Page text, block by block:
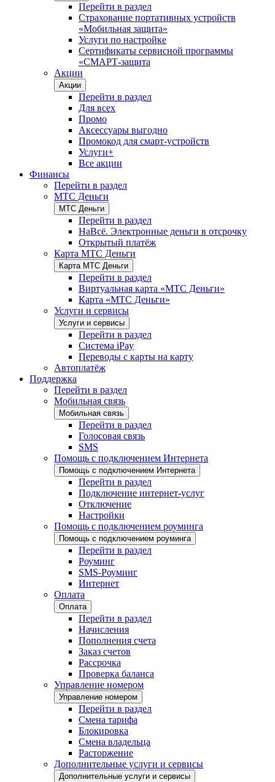
Перейти в раздел
Страхование портативных устройств
«Мобильная защита»
Услуги по настройке
Сертификаты сервисной программы
«СМАРТ-защита
Акции
Акции
Перейти в раздел
Для всех
Промо
Аксессуары выгодно
Промокод для смарт-устройств
Услуги+
Все акции
Финансы
Перейти в раздел
МТС Деньги
МТС Деньги
Перейти в раздел
НаВсё. Электронные деньги в отсрочку
Открытый платёж
Карта МТС Деньги
Карта МТС Деньги
Перейти в раздел
Виртуальная карта «МТС Деньги»
Карта «МТС Деньги»
Услуги и сервисы
Услуги и сервисы
Перейти в раздел
Система iPay
Переводы с карты на карту
Автоплатёж
Поддержка
Перейти в раздел
Мобильная связь
Мобильная связь
Перейти в раздел
Голосовая связь
SMS
Помощь с подключением Интернета
Помощь с подключением Интернета
Перейти в раздел
Подключение интернет-услуг
Отключение
Настройки
Помощь с подключением роуминга
Помощь с подключением роуминга
Перейти в раздел
Роуминг
SMS-Роуминг
Интернет
Оплата
Оплата
Перейти в раздел
Начисления
Пополнения счета
Заказ счетов
Рассрочка
Проверка баланса
Управление номером
Управление номером
Перейти в раздел
Смена тарифа
Блокировка
Смена владельца
Расторжение
Дополнительные услуги и сервисы
Дополнительные услуги и сервисы